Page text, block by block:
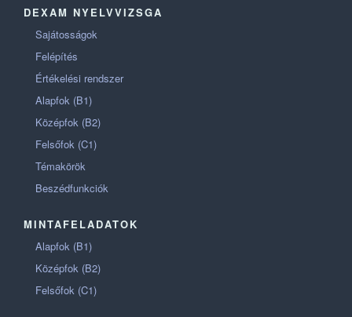
DEXAM NYELVVIZSGA
Sajátosságok
Felépítés
Értékelési rendszer
Alapfok (B1)
Középfok (B2)
Felsőfok (C1)
Témakörök
Beszédfunkciók
MINTAFELADATOK
Alapfok (B1)
Középfok (B2)
Felsőfok (C1)